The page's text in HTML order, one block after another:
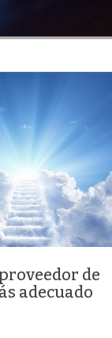
de
adecuado